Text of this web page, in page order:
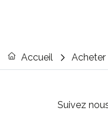
Accueil Acheter
Suivez